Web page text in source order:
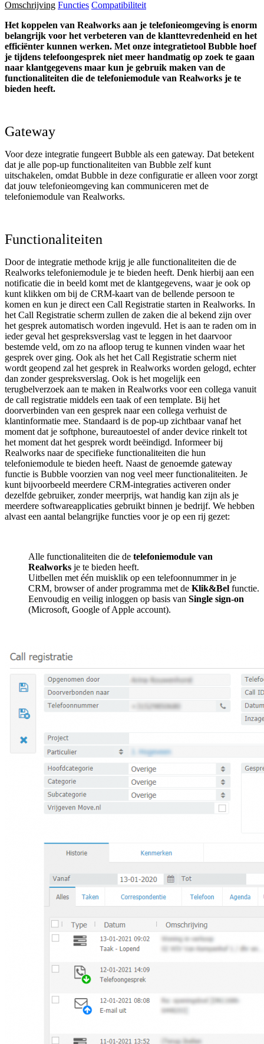
Omschrijving Functies Compatibiliteit
Het koppelen van Realworks aan je telefonieomgeving is enorm
belangrijk voor het verbeteren van de klanttevredenheid en het
efficiënter kunnen werken. Met onze integratietool Bubble hoef
je tijdens telefoongesprek niet meer handmatig op zoek te gaan
naar klantgegevens maar kun je gebruik maken van de
functionaliteiten die de telefoniemodule van Realworks je te
bieden heeft.
Gateway
Voor deze integratie fungeert Bubble als een gateway. Dat betekent
dat je alle pop-up functionaliteiten van Bubble zelf kunt
uitschakelen, omdat Bubble in deze configuratie er alleen voor zorgt
dat jouw telefonieomgeving kan communiceren met de
telefoniemodule van Realworks.
Functionaliteiten
Door de integratie methode krijg je alle functionaliteiten die de
Realworks telefoniemodule je te bieden heeft. Denk hierbij aan een
notificatie die in beeld komt met de klantgegevens, waar je ook op
kunt klikken om bij de CRM-kaart van de bellende persoon te
komen en kun je direct een Call Registratie starten in Realworks. In
het Call Registratie scherm zullen de zaken die al bekend zijn over
het gesprek automatisch worden ingevuld. Het is aan te raden om in
ieder geval het gespreksverslag vast te leggen in het daarvoor
bestemde veld, om zo na afloop terug te kunnen vinden waar het
gesprek over ging. Ook als het het Call Registratie scherm niet
wordt geopend zal het gesprek in Realworks worden gelogd, echter
dan zonder gespreksverslag. Ook is het mogelijk een
terugbelverzoek aan te maken in Realworks voor een collega vanuit
de call registratie middels een taak of een template. Bij het
doorverbinden van een gesprek naar een collega verhuist de
klantinformatie mee. Standaard is de pop-up zichtbaar vanaf het
moment dat je softphone, bureautoestel of ander device rinkelt tot
het moment dat het gesprek wordt beëindigd. Informeer bij
Realworks naar de specifieke functionaliteiten die hun
telefoniemodule te bieden heeft. Naast de genoemde gateway
functie is Bubble voorzien van nog veel meer functionaliteiten. Je
kunt bijvoorbeeld meerdere CRM-integraties activeren onder
dezelfde gebruiker, zonder meerprijs, wat handig kan zijn als je
meerdere softwareapplicaties gebruikt binnen je bedrijf. We hebben
alvast een aantal belangrijke functies voor je op een rij gezet:
Alle functionaliteiten die de telefoniemodule van
Realworks je te bieden heeft.
Uitbellen met één muisklik op een telefoonnummer in je
CRM, browser of ander programma met de Klik&Bel functie.
Eenvoudig en veilig inloggen op basis van Single sign-on
(Microsoft, Google of Apple account).